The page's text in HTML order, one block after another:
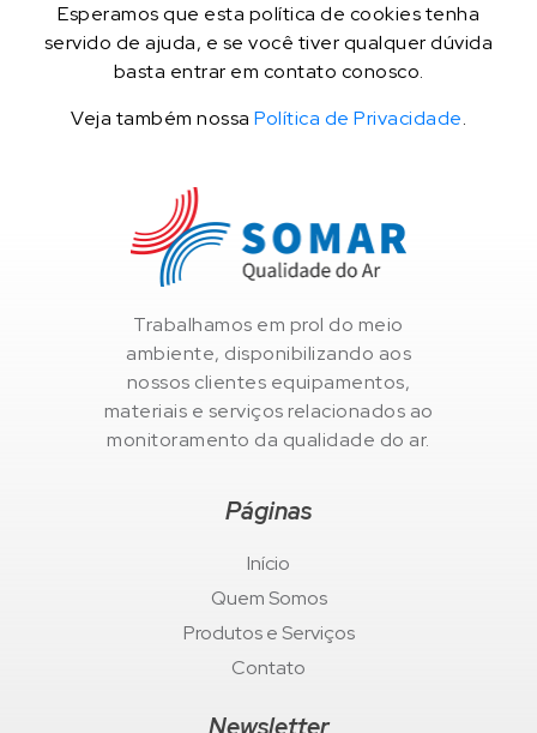
Esperamos que esta política de cookies tenha
servido de ajuda, e se você tiver qualquer dúvida
basta entrar em contato conosco.
Veja também nossa Política de Privacidade.
Trabalhamos em prol do meio
ambiente, disponibilizando aos
nossos clientes equipamentos,
materiais e serviços relacionados ao
monitoramento da qualidade do ar.
Páginas
Início
Quem Somos
Produtos e Serviços
Contato